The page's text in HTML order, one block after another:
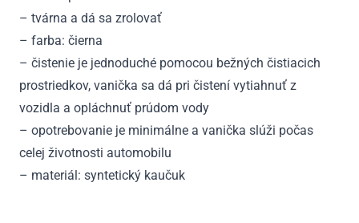
– tvárna a dá sa zrolovať
– farba: čierna
– čistenie je jednoduché pomocou bežných čistiacich
prostriedkov, vanička sa dá pri čistení vytiahnuť z
vozidla a opláchnuť prúdom vody
– opotrebovanie je minimálne a vanička slúži počas
celej životnosti automobilu
– materiál: syntetický kaučuk